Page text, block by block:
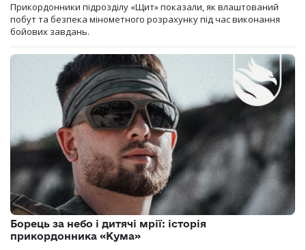
Прикордонники підрозділу «Щит» показали, як влаштований
побут та безпека мінометного розрахунку під час виконання
бойових завдань.
Борець за небо і дитячі мрії: історія
прикордонника «Кума»